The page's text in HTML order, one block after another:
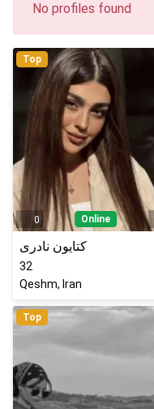
No profiles found
Top
0 Online
کتایون نادری
32
Qeshm, Iran
Top